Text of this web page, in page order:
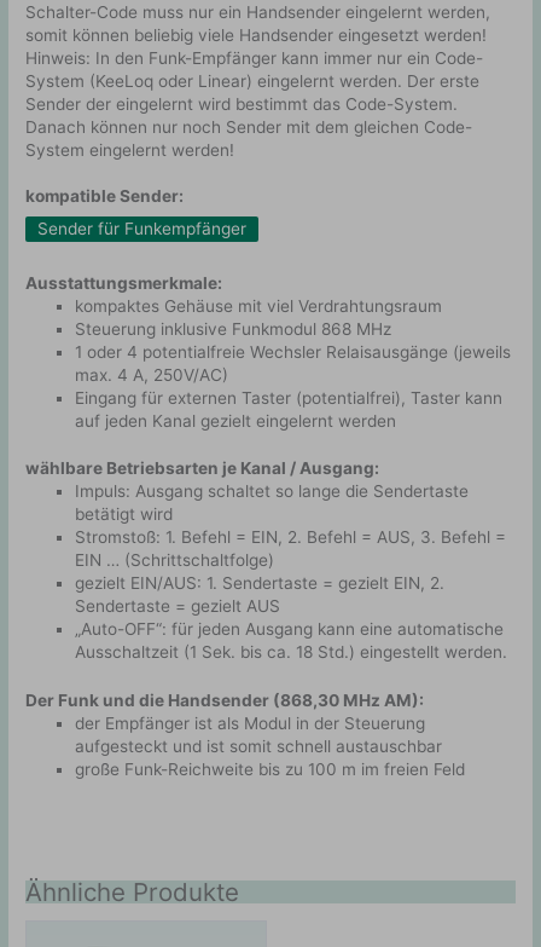
Schalter-Code muss nur ein Handsender eingelernt werden,
somit können beliebig viele Handsender eingesetzt werden!
Hinweis: In den Funk-Empfänger kann immer nur ein Code-
System (KeeLoq oder Linear) eingelernt werden. Der erste
Sender der eingelernt wird bestimmt das Code-System.
Danach können nur noch Sender mit dem gleichen Code-
System eingelernt werden!
kompatible Sender:
Sender für Funkempfänger
Ausstattungsmerkmale:
kompaktes Gehäuse mit viel Verdrahtungsraum
Steuerung inklusive Funkmodul 868 MHz
1 oder 4 potentialfreie Wechsler Relaisausgänge (jeweils
max. 4 A, 250V/AC)
Eingang für externen Taster (potentialfrei), Taster kann
auf jeden Kanal gezielt eingelernt werden
wählbare Betriebsarten je Kanal / Ausgang:
Impuls: Ausgang schaltet so lange die Sendertaste
betätigt wird
Stromstoß: 1. Befehl = EIN, 2. Befehl = AUS, 3. Befehl =
EIN … (Schrittschaltfolge)
gezielt EIN/AUS: 1. Sendertaste = gezielt EIN, 2.
Sendertaste = gezielt AUS
„Auto-OFF“: für jeden Ausgang kann eine automatische
Ausschaltzeit (1 Sek. bis ca. 18 Std.) eingestellt werden.
Der Funk und die Handsender (868,30 MHz AM):
der Empfänger ist als Modul in der Steuerung
aufgesteckt und ist somit schnell austauschbar
große Funk-Reichweite bis zu 100 m im freien Feld
Ähnliche Produkte